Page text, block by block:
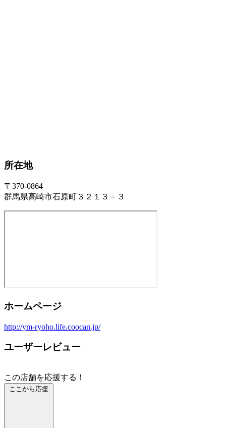
所在地
〒370-0864
群馬県高崎市石原町３２１３－３
ホームページ
http://ym-ryoho.life.coocan.jp/
ユーザーレビュー
この店舗を応援する！
ここから応援